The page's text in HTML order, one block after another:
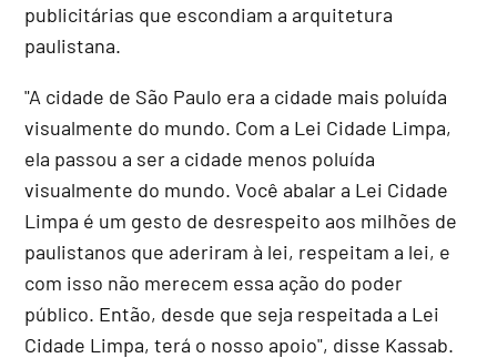
publicitárias que escondiam a arquitetura
paulistana.
"A cidade de São Paulo era a cidade mais poluída
visualmente do mundo. Com a Lei Cidade Limpa,
ela passou a ser a cidade menos poluída
visualmente do mundo. Você abalar a Lei Cidade
Limpa é um gesto de desrespeito aos milhões de
paulistanos que aderiram à lei, respeitam a lei, e
com isso não merecem essa ação do poder
público. Então, desde que seja respeitada a Lei
Cidade Limpa, terá o nosso apoio", disse Kassab.